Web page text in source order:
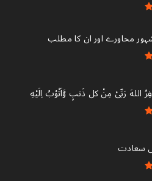
محاورے اور ان کا مطلب
سعادت